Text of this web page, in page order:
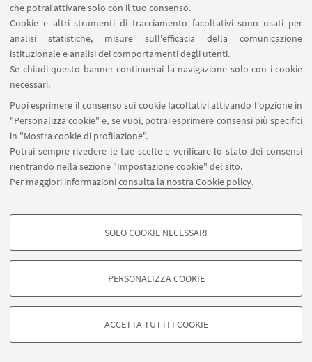
che potrai attivare solo con il tuo consenso.
Cookie e altri strumenti di tracciamento facoltativi sono usati per
analisi statistiche, misure sull'efficacia della comunicazione
istituzionale e analisi dei comportamenti degli utenti.
Se chiudi questo banner continuerai la navigazione solo con i cookie
necessari.
Puoi esprimere il consenso sui cookie facoltativi attivando l'opzione in
"Personalizza cookie" e, se vuoi, potrai esprimere consensi più specifici
in "Mostra cookie di profilazione".
Potrai sempre rivedere le tue scelte e verificare lo stato dei consensi
rientrando nella sezione "Impostazione cookie" del sito.
Per maggiori informazioniconsulta la nostra Cookie policy.
COOKIE DI PROFILAZIONE - FACOLTATIVI
degli utenti, creare profili in base al loro comportamento sul sito, per analisi
di marketing.
Google/Youtube Video
SOLO COOKIE NECESSARI
PERSONALIZZA COOKIE
ACCETTA TUTTI I COOKIE
Play
_
©Copyright 2026 - ALMA MATER STUDIORUM - Università di
Privacy- Note legali-Impostazioni Cookie